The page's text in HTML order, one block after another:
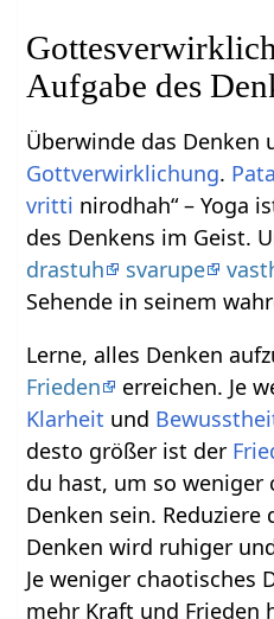
Aufgabe des
Überwinde das Denken
Gottverwirklichung.
vritti nirodhah“ – Yoga
des Denkens im Geist.
drastuh
svarupe
Sehende in seinem
Lerne, alles Denken
Frieden
erreichen. Je
Klarheit und
desto größer ist der
du hast, um so weniger
Denken sein. Reduziere
Denken wird ruhiger
Je weniger chaotisches
mehr Kraft und Frieden